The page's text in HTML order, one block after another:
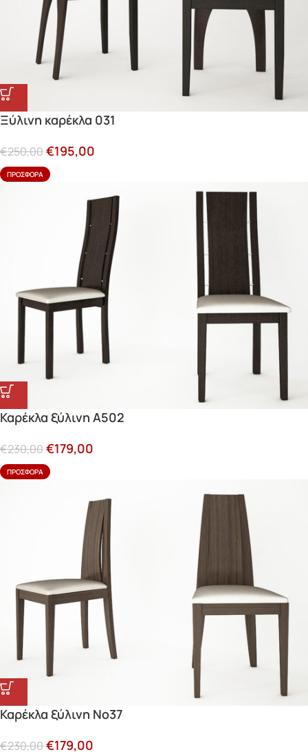
Ξύλινη καρέκλα 031
€250,00€195,00
ΠΡΟΣΦΟΡΆ
Καρέκλα ξύλινη Α502
€230,00€179,00
ΠΡΟΣΦΟΡΆ
Καρέκλα ξύλινη Νο37
€230,00€179,00